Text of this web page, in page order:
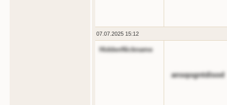
07.07.2025 15:12
HiddenNickname
ansqogntdisod